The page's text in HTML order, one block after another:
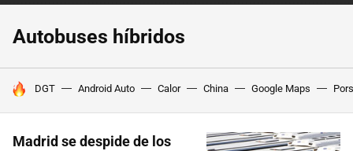
Autobuses híbridos
HOY SE HABLA DE
DGT Android Auto Calor China Google Maps
Madrid se despide de los